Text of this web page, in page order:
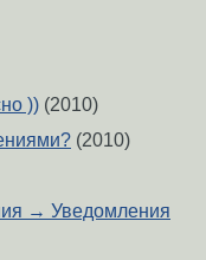
)) (2010)
(2010)
→ Уведомления